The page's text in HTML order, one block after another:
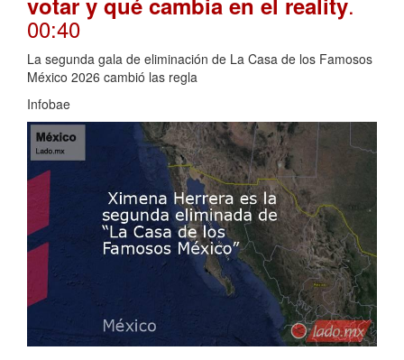
00:40
La segunda gala de eliminación de La Casa de los Famosos
México 2026 cambió las regla
Infobae